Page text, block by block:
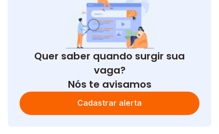
Quer saber quando surgir sua
vaga?
Nós te avisamos
Cadastrar alerta